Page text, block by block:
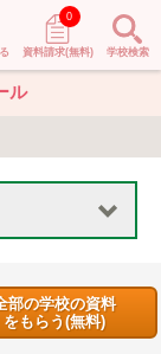
資料請求(無料)
0
学校検索
ル
部の学校の資料
をもらう(無料)